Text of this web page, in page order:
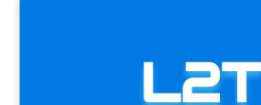
L2T